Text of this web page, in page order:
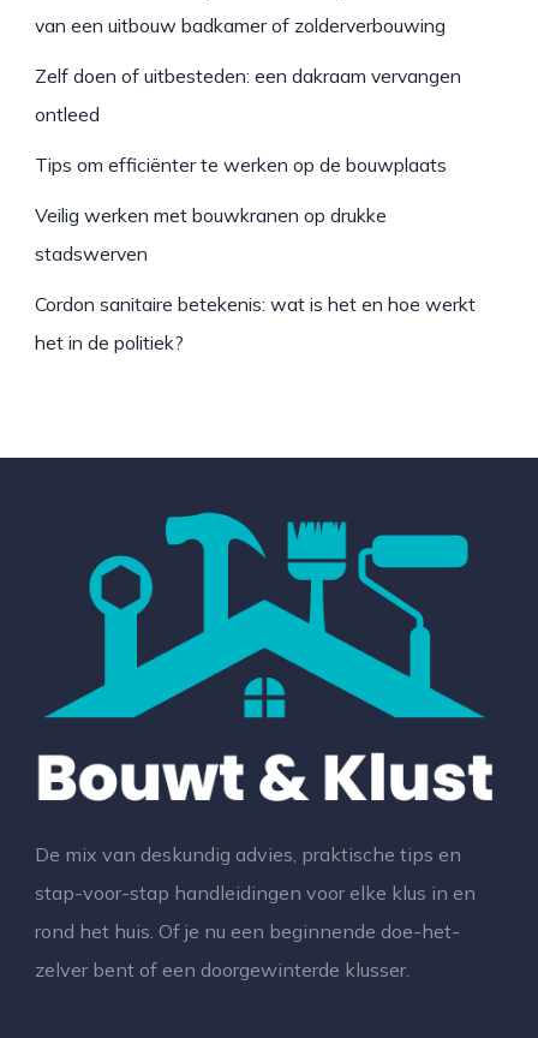
van een uitbouw badkamer of zolderverbouwing
Zelf doen of uitbesteden: een dakraam vervangen
ontleed
Tips om efficiënter te werken op de bouwplaats
Veilig werken met bouwkranen op drukke
stadswerven
Cordon sanitaire betekenis: wat is het en hoe werkt
het in de politiek?
De mix van deskundig advies, praktische tips en
stap-voor-stap handleidingen voor elke klus in en
rond het huis. Of je nu een beginnende doe-het-
zelver bent of een doorgewinterde klusser.